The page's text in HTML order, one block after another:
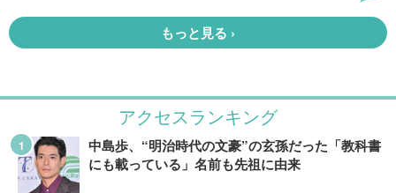
アクセスランキング
中島歩、“明治時代の文豪”の玄孫だった「教科書
にも載っている」名前も先祖に由来